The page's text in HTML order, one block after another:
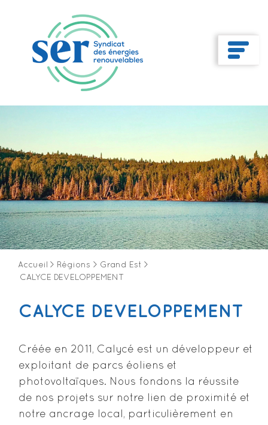
Accueil > Régions > Grand Est >
CALYCE DEVELOPPEMENT
CALYCE DEVELOPPEMENT
Créée en 2011, Calycé est un développeur et
exploitant de parcs éoliens et
photovoltaïques. Nous fondons la réussite
de nos projets sur notre lien de proximité et
notre ancrage local, particulièrement en